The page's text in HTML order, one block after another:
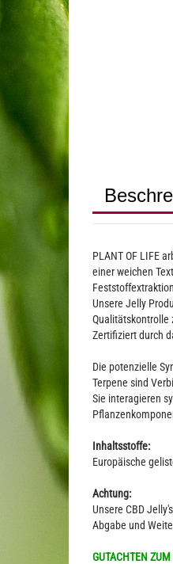
PLANT OF LIFE
einer weichen
Unsere Jelly
Qualitätskontrolle
Zertifiziert durch
Die potenzielle
Terpene sind
Sie interagieren
Inhaltsstoffe:
Europäische
Achtung:
Unsere CBD
Abgabe und
GUTACHTEN